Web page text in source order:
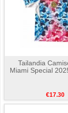
Tailandia
Miami Special
€17.30